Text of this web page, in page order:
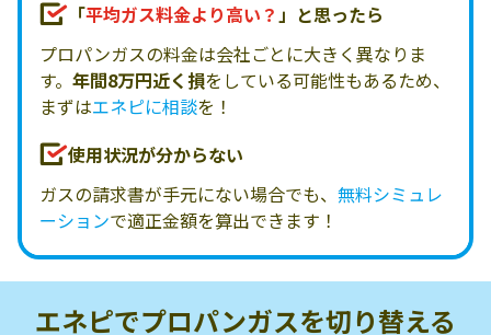
「平均ガス料金より高い？」と思ったら
プロパンガスの料金は会社ごとに大きく異なりま
す。 年間8万円近く損をしている可能性もあるため、
まずはエネピに相談を！
使用状況が分からない
ガスの請求書が手元にない場合でも、 無料シミュレ
ーションで適正金額を算出できます！
エネピでプロパンガスを切り替える